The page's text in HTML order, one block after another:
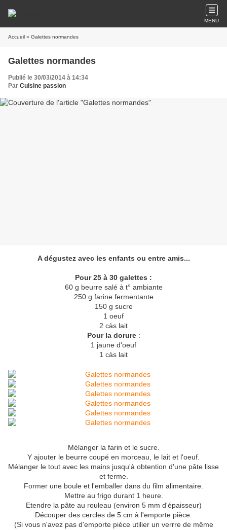
MENU
Accueil » Galettes normandes
Galettes normandes
Publié le 30/03/2014 à 14:34
Par Cuisine passion
A dégustez avec les enfants ou entre amis...
Pour 25 à 30 galettes :
60 g beurre salé à t° ambiante
250 g farine fermentante
150 g sucre
1 oeuf
2 càs lait
Pour la dorure:
1 jaune d'oeuf
1 càs lait
Mélanger la farin et le sucre.
Y ajouter le beurre coupé en morceau, le lait et l'oeuf.
Mélanger le tout avec les mains jusqu'à obtention d'une pâte lisse
et ferme.
Former une boule et l'emballer dans du film alimentaire.
Mettre au frigo durant 1 heure.
Etendre la pâte au rouleau (environ 5 mm d'épaisseur)
Découper des cercles de 5 cm à l'emporte pièce.
(Si vous n'avez pas d'emporte pièce utilier un verrre de même